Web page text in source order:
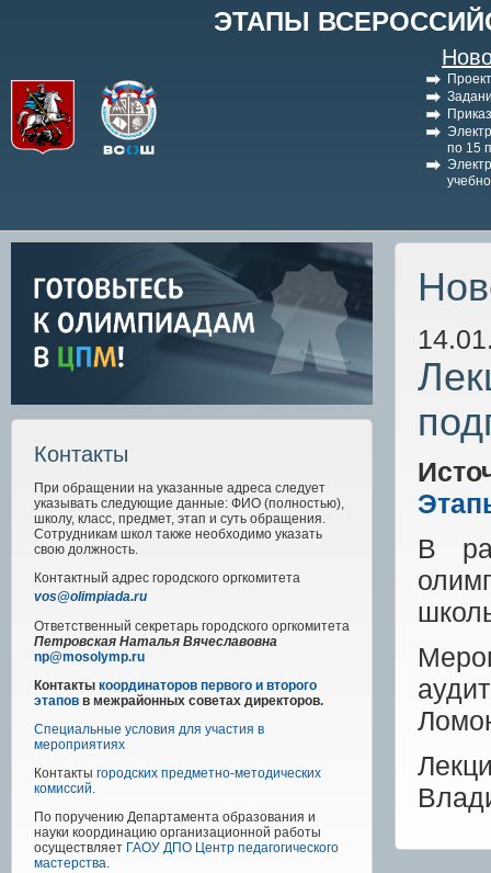
ЭТАПЫ
по 15
Контакты
При обращении на указанные адреса следует
указывать следующие данные: ФИО (полностью),
школу, класс, предмет, этап и суть обращения.
Сотрудникам школ также необходимо указать
свою должность.
Контактный адрес городского оргкомитета
vos@olimpiada.ru
Ответственный секретарь городского оргкомитета
Петровская Наталья Вячеславовна
np@mosolymp.ru
Контакты координаторов первого и второго
этапов в межрайонных советах директоров.
Специальные условия для участия в
мероприятиях
Контакты городских предметно-методических
комиссий.
По поручению Департамента образования и
науки координацию организационной работы
осуществляет ГАОУ ДПО Центр педагогического
мастерства.
В